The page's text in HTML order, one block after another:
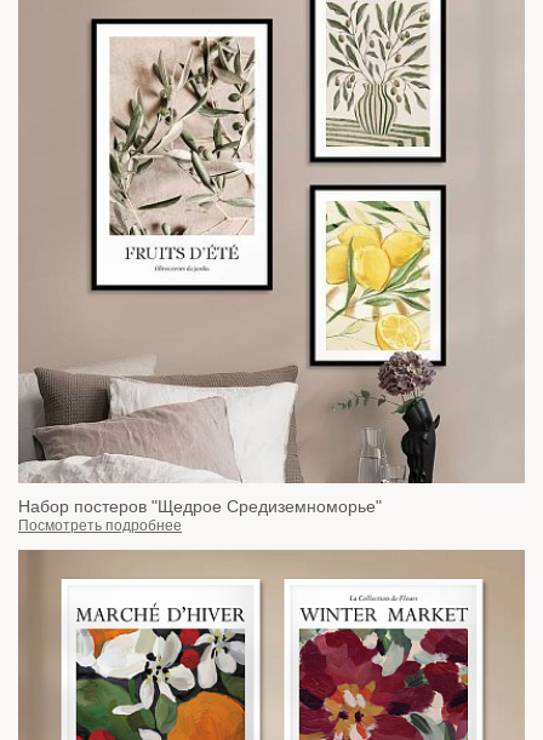
Набор постеров "Щедрое Средиземноморье"
Посмотреть подробнее